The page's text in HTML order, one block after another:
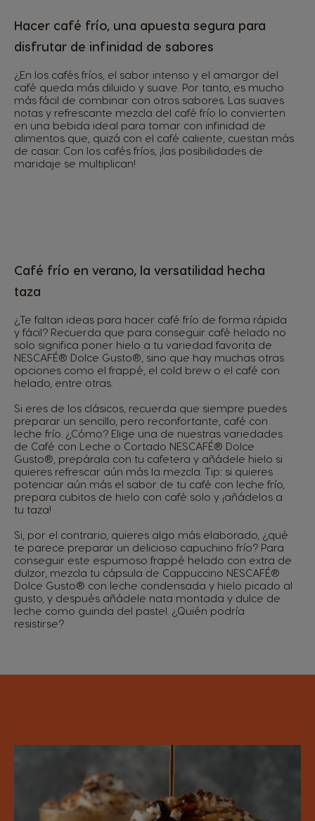
Hacer café frío, una apuesta segura para
disfrutar de infinidad de sabores
¿En los cafés fríos, el sabor intenso y el amargor del
café queda más diluido y suave. Por tanto, es mucho
más fácil de combinar con otros sabores. Las suaves
notas y refrescante mezcla del café frío lo convierten
en una bebida ideal para tomar con infinidad de
alimentos que, quizá con el café caliente, cuestan más
de casar. Con los cafés fríos, ¡las posibilidades de
maridaje se multiplican!
Café frío en verano, la versatilidad hecha
taza
¿Te faltan ideas para hacer café frío de forma rápida
y fácil? Recuerda que para conseguir café helado no
solo significa poner hielo a tu variedad favorita de
NESCAFÉ® Dolce Gusto®, sino que hay muchas otras
opciones como el frappé, el cold brew o el café con
helado, entre otras.
Si eres de los clásicos, recuerda que siempre puedes
preparar un sencillo, pero reconfortante, café con
leche frío. ¿Cómo? Elige una de nuestras variedades
de Café con Leche o Cortado NESCAFÉ® Dolce
Gusto®, prepárala con tu cafetera y añádele hielo si
quieres refrescar aún más la mezcla. Tip: si quieres
potenciar aún más el sabor de tu café con leche frío,
prepara cubitos de hielo con café solo y ¡añádelos a
tu taza!
Si, por el contrario, quieres algo más elaborado, ¿qué
te parece preparar un delicioso capuchino frío? Para
conseguir este espumoso frappé helado con extra de
dulzor, mezcla tu cápsula de Cappuccino NESCAFÉ®
Dolce Gusto® con leche condensada y hielo picado al
gusto, y después añádele nata montada y dulce de
leche como guinda del pastel. ¿Quién podría
resistirse?